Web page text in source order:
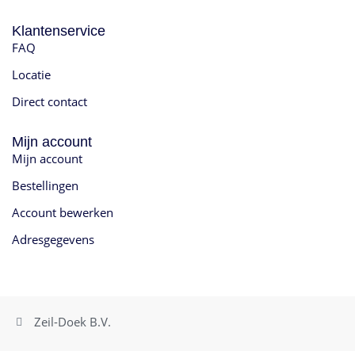
Klantenservice
FAQ
Locatie
Direct contact
Mijn account
Mijn account
Bestellingen
Account bewerken
Adresgegevens
Zeil-Doek B.V.